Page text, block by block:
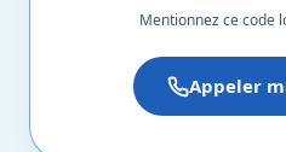
Mentionnez ce code
Appeler